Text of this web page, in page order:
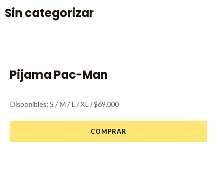
Sin categorizar
Pijama Pac-Man
Disponibles: S / M / L / XL / $69.000
COMPRAR